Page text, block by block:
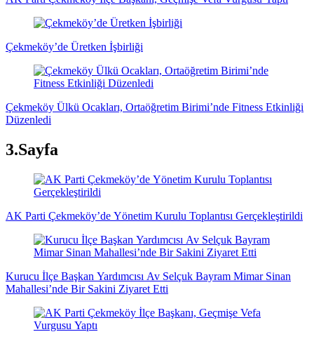
Çekmeköy’de Üretken İşbirliği
Çekmeköy Ülkü Ocakları, Ortaöğretim Birimi’nde Fitness Etkinliği
Düzenledi
3.Sayfa
AK Parti Çekmeköy’de Yönetim Kurulu Toplantısı Gerçekleştirildi
Kurucu İlçe Başkan Yardımcısı Av Selçuk Bayram Mimar Sinan
Mahallesi’nde Bir Sakini Ziyaret Etti